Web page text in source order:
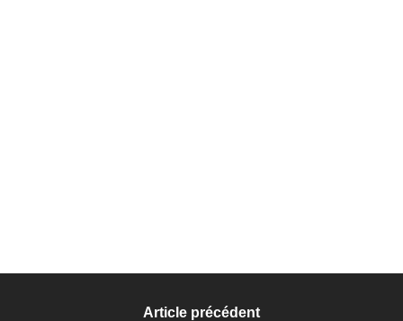
Article précédent